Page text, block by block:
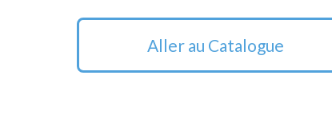
Aller au Catalogue